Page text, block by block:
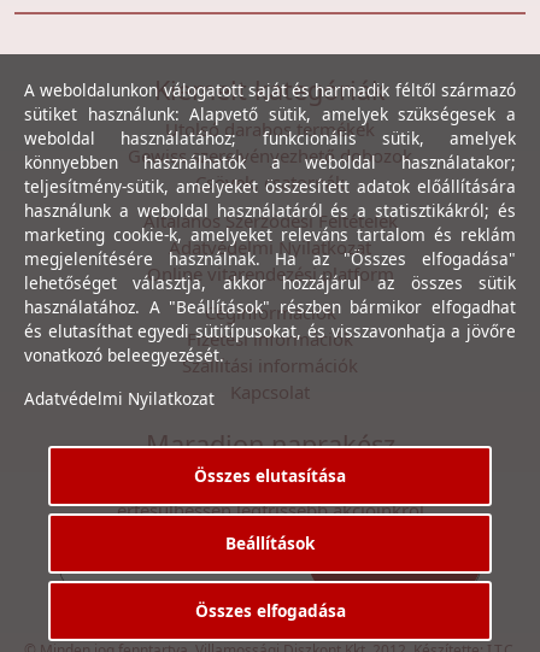
Kiemelt kategóriák
Utolsó darabos termékek
Gewiss szerelvényezhető dobozok
Csövek, csatornák
Általános Szerződési Feltételek
Adatvédelmi Nyilatkozat
Online vitarendezési platform
Céginformációk
Fizetési információk
Szállítási információk
Kapcsolat
Maradjon naprakész
Íratkozzon fel hírlevelünkre, hogy első kézből
értesülhessen legfrissebb akcióinkról
Elfogadom azAdatvédelmi Nyilatkozat
A weboldalunkon válogatott saját és harmadik féltől származó
sütiket használunk: Alapvető sütik, amelyek szükségesek a
weboldal használatához; funkcionális sütik, amelyek
könnyebben használhatók a weboldal használatakor;
teljesítmény-sütik, amelyeket összesített adatok előállítására
használunk a weboldal használatáról és a statisztikákról; és
marketing cookie-k, amelyeket releváns tartalom és reklám
megjelenítésére használnak. Ha az "Összes elfogadása"
lehetőséget választja, akkor hozzájárul az összes sütik
használatához. A "Beállítások" részben bármikor elfogadhat
és elutasíthat egyedi sütitípusokat, és visszavonhatja a jövőre
vonatkozó beleegyezését.
Adatvédelmi Nyilatkozat
Összes elutasítása
Beállítások
Összes elfogadása